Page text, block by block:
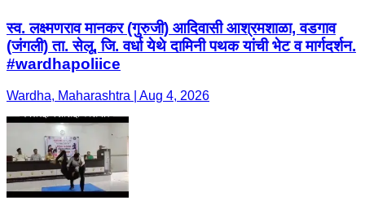
स्व. लक्ष्मणराव मानकर (गुरुजी) आदिवासी आश्रमशाळा, वडगाव
(जंगली) ता. सेलू, जि. वर्धा येथे दामिनी पथक यांची भेट व मार्गदर्शन.
#wardhapoliice
Wardha, Maharashtra | Aug 4, 2026